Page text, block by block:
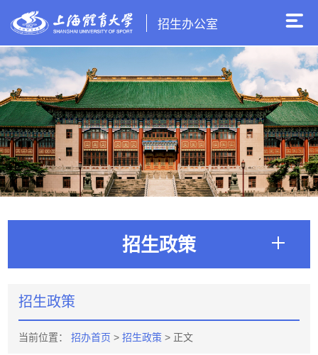
招生办公室
招生政策
招生政策
当前位置：招办首页 >招生政策 > 正文